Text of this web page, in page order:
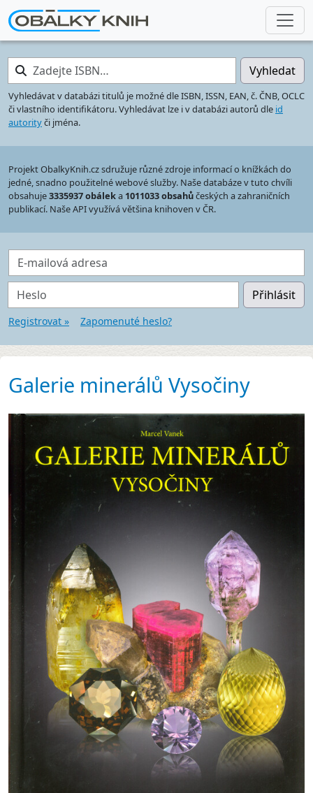
Zadejte ISBN… Vyhledat
Vyhledávat v databázi titulů je možné dle ISBN, ISSN, EAN, č. ČNB, OCLC
či vlastního identifikátoru. Vyhledávat lze i v databázi autorů dle id
autorityči jména.
Projekt ObalkyKnih.cz sdružuje různé zdroje informací o knížkách do
jedné, snadno použitelné webové služby. Naše databáze v tuto chvíli
obsahuje3335937 obáleka 1011033 obsahůčeských a zahraničních
publikací. Naše API využívá většina knihoven v ČR.
E-mailová adresa
Heslo Přihlásit
Registrovat » Zapomenuté heslo?
Galerie minerálů Vysočiny